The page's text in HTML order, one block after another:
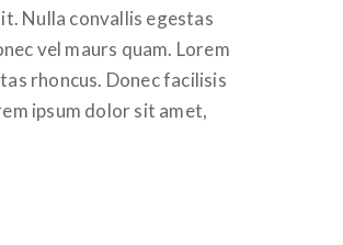
Nulla convallis egestas
vel maurs quam. Lorem
rhoncus. Donec facilisis
ipsum dolor sit amet,